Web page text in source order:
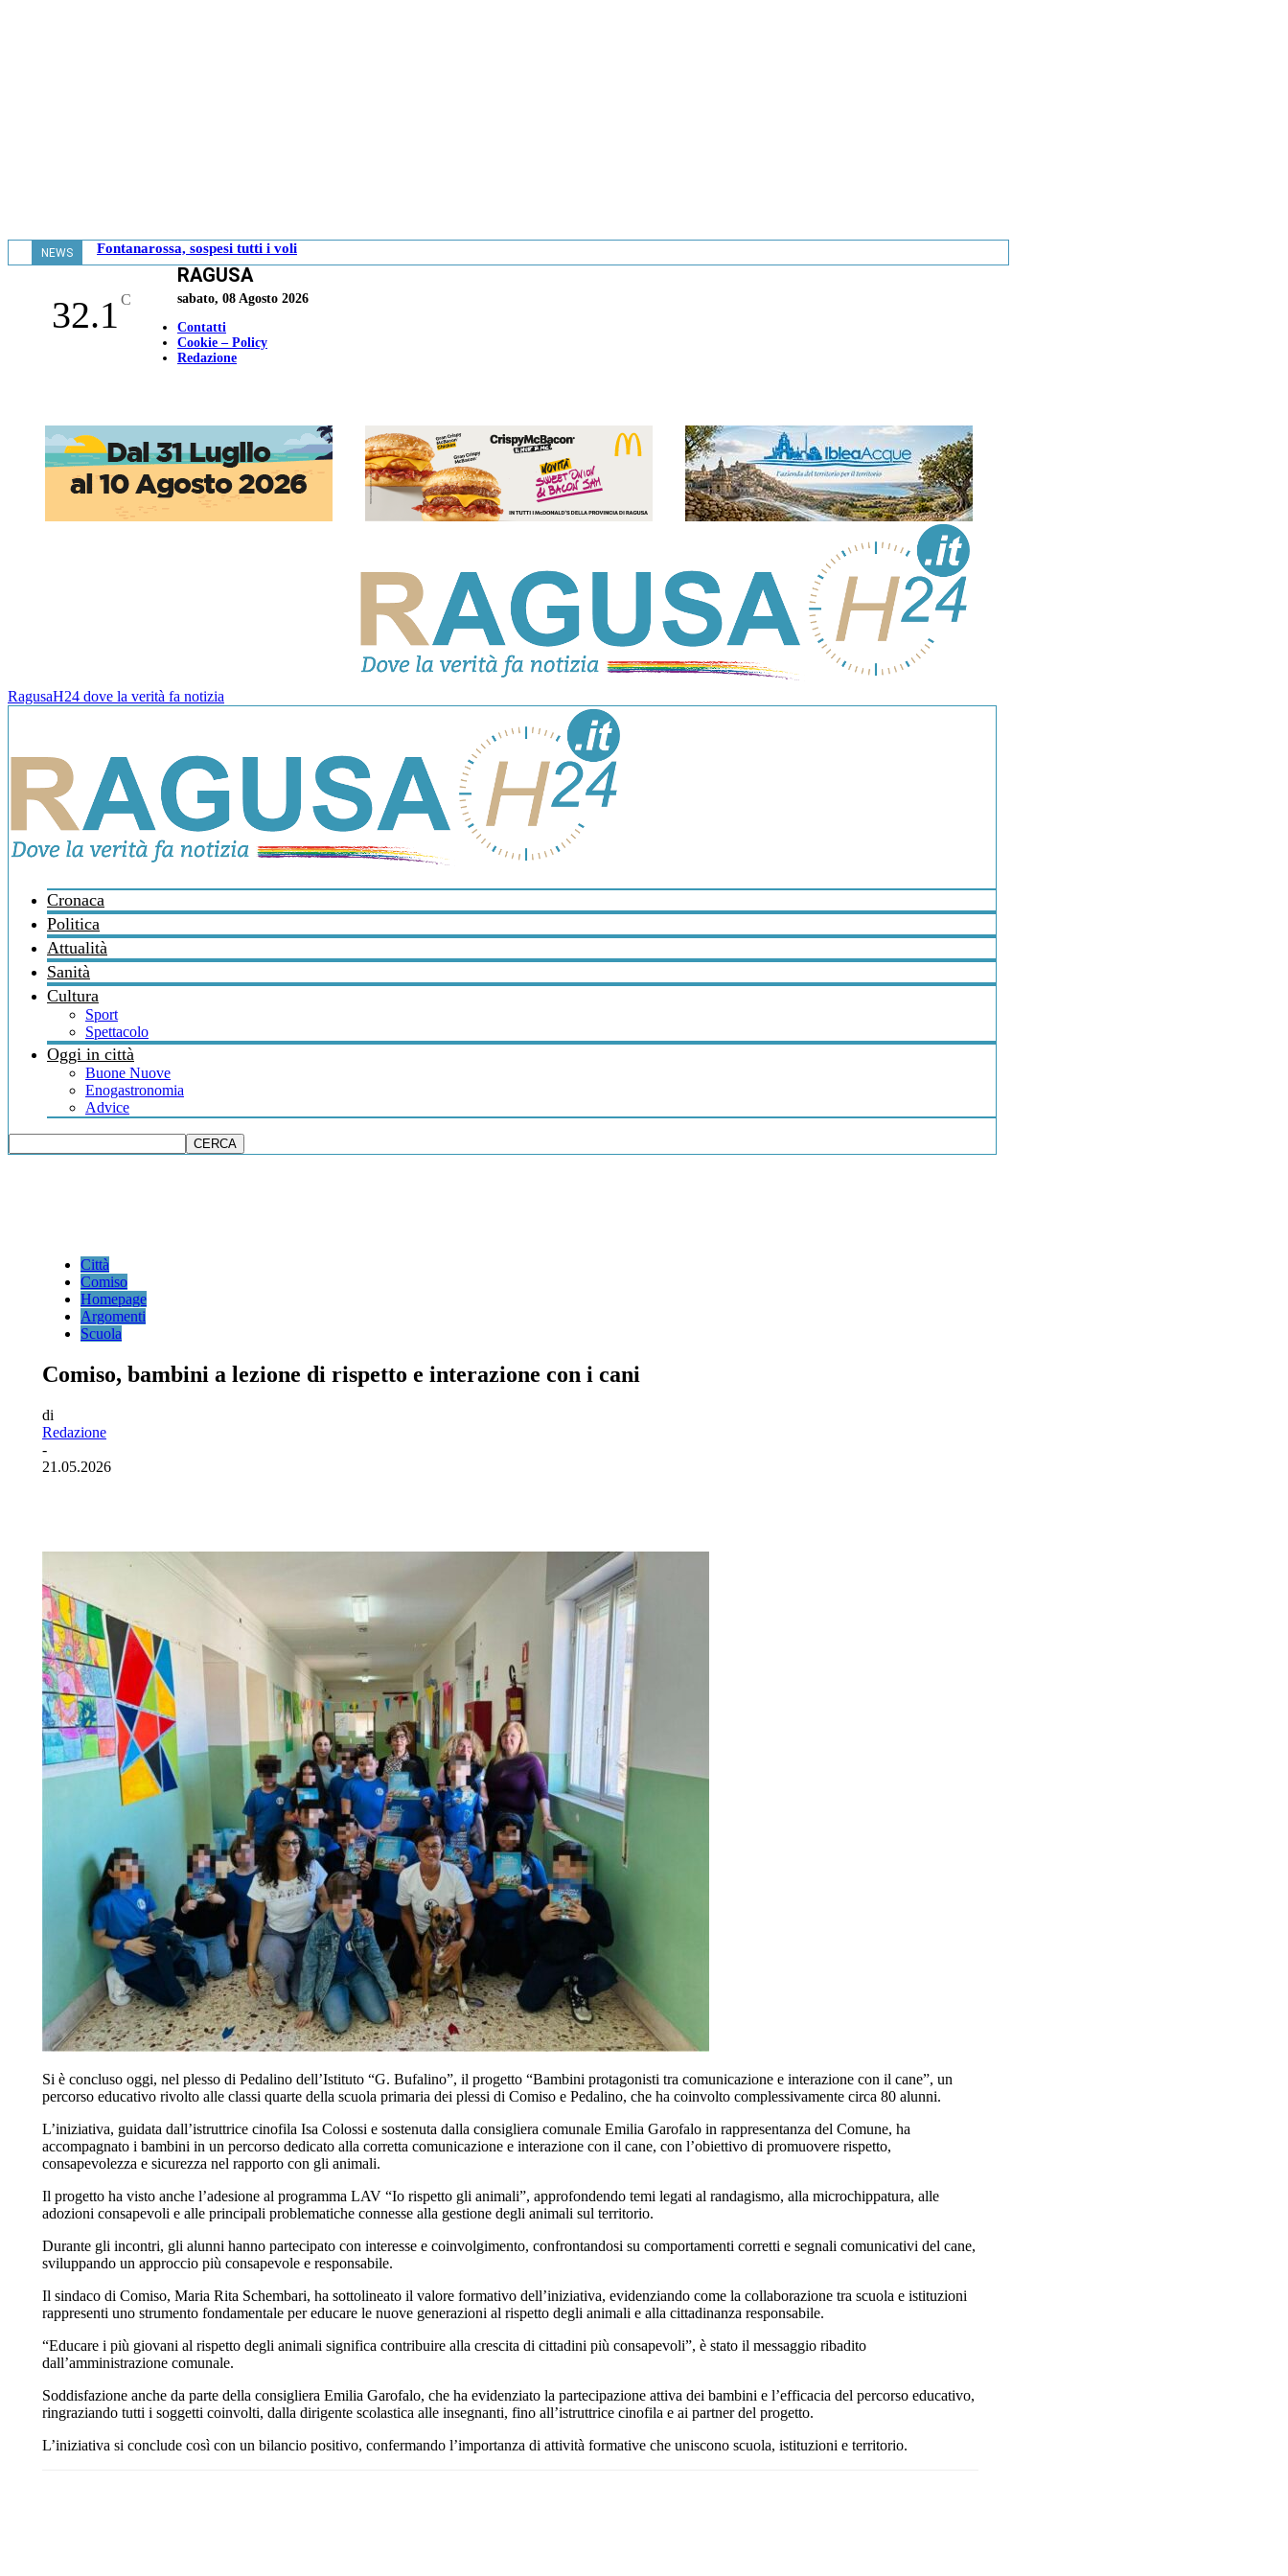
NEWS Fontanarossa, sospesi tutti i voli
32.1 C
RAGUSA
sabato, 08 Agosto 2026
Contatti
Cookie – Policy
Redazione
RagusaH24 dove la verità fa notizia
Cronaca
Politica
Attualità
Sanità
Cultura
Sport
Spettacolo
Oggi in città
Buone Nuove
Enogastronomia
Advice
Città
Comiso
Homepage
Argomenti
Scuola
Comiso, bambini a lezione di rispetto e interazione con i cani
di
Redazione
-
21.05.2026
Si è concluso oggi, nel plesso di Pedalino dell’Istituto “G. Bufalino”, il progetto “Bambini protagonisti tra comunicazione e interazione con il cane”, un
percorso educativo rivolto alle classi quarte della scuola primaria dei plessi di Comiso e Pedalino, che ha coinvolto complessivamente circa 80 alunni.
L’iniziativa, guidata dall’istruttrice cinofila Isa Colossi e sostenuta dalla consigliera comunale Emilia Garofalo in rappresentanza del Comune, ha
accompagnato i bambini in un percorso dedicato alla corretta comunicazione e interazione con il cane, con l’obiettivo di promuovere rispetto,
consapevolezza e sicurezza nel rapporto con gli animali.
Il progetto ha visto anche l’adesione al programma LAV “Io rispetto gli animali”, approfondendo temi legati al randagismo, alla microchippatura, alle
adozioni consapevoli e alle principali problematiche connesse alla gestione degli animali sul territorio.
Durante gli incontri, gli alunni hanno partecipato con interesse e coinvolgimento, confrontandosi su comportamenti corretti e segnali comunicativi del cane,
sviluppando un approccio più consapevole e responsabile.
Il sindaco di Comiso, Maria Rita Schembari, ha sottolineato il valore formativo dell’iniziativa, evidenziando come la collaborazione tra scuola e istituzioni
rappresenti uno strumento fondamentale per educare le nuove generazioni al rispetto degli animali e alla cittadinanza responsabile.
“Educare i più giovani al rispetto degli animali significa contribuire alla crescita di cittadini più consapevoli”, è stato il messaggio ribadito
dall’amministrazione comunale.
Soddisfazione anche da parte della consigliera Emilia Garofalo, che ha evidenziato la partecipazione attiva dei bambini e l’efficacia del percorso educativo,
ringraziando tutti i soggetti coinvolti, dalla dirigente scolastica alle insegnanti, fino all’istruttrice cinofila e ai partner del progetto.
L’iniziativa si conclude così con un bilancio positivo, confermando l’importanza di attività formative che uniscono scuola, istituzioni e territorio.